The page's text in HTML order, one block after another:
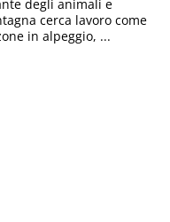
degli animali e
cerca lavoro come
in alpeggio, ...